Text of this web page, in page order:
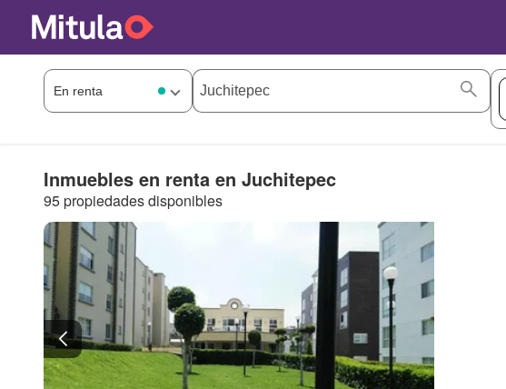
Inmuebles en renta en Juchitepec
95 propiedades disponibles